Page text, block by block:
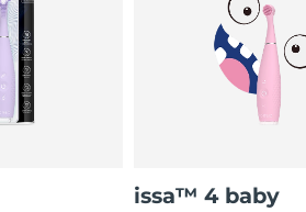
issa™ 4 baby